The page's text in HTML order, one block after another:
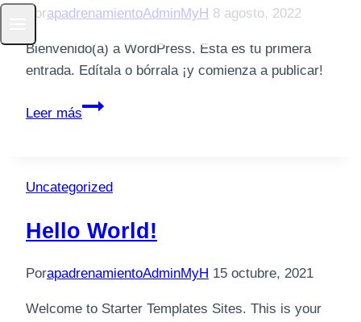
PorapadrenamientoAdminMyH 8 agosto, 2022
Bienvenido(a) a WordPress. Esta es tu primera
entrada. Edítala o bórrala ¡y comienza a publicar!
Leer más
¡Hola
Uncategorized
Hello World!
PorapadrenamientoAdminMyH 15 octubre, 2021
Welcome to Starter Templates Sites. This is your